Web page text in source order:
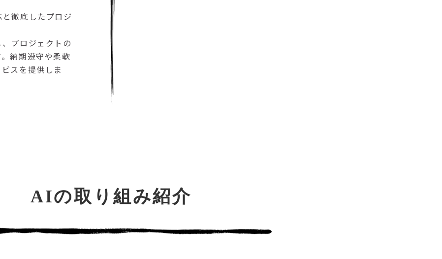
徹底したプロジ
プロジェクトの
納期遵守や柔軟
スを提供しま
AIの取り組み紹介